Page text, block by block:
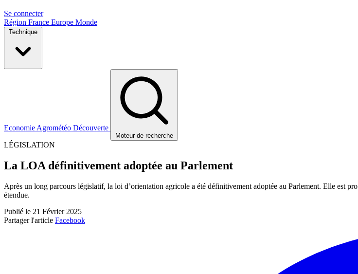
Se connecter
Région France Europe Monde
Technique
Economie Agrométéo Découverte
Moteur de recherche
LÉGISLATION
La LOA définitivement adoptée au Parlement
Après un long parcours législatif, la loi d’orientation agricole a été définitivement adoptée au Parlement. Elle est
étendue.
Publié le 21 Février 2025
Partager l'article Facebook